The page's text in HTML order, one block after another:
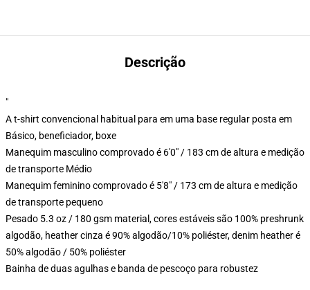
Descrição
"
A t-shirt convencional habitual para em uma base regular posta em
Básico, beneficiador, boxe
Manequim masculino comprovado é 6'0" / 183 cm de altura e medição
de transporte Médio
Manequim feminino comprovado é 5'8" / 173 cm de altura e medição
de transporte pequeno
Pesado 5.3 oz / 180 gsm material, cores estáveis são 100% preshrunk
algodão, heather cinza é 90% algodão/10% poliéster, denim heather é
50% algodão / 50% poliéster
Bainha de duas agulhas e banda de pescoço para robustez